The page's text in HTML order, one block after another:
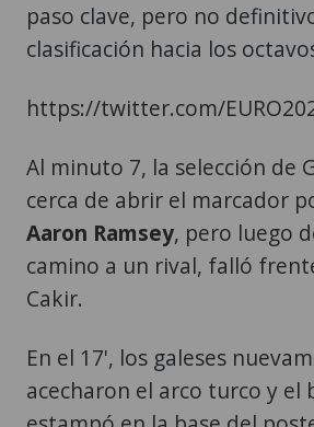
paso clave, pero no
clasificación hacia los
https://twitter.com/
Al minuto 7, la selección de
cerca de abrir el marcador
Aaron Ramsey, pero luego
camino a un rival, falló
Cakir.
En el 17', los galeses
acecharon el arco turco y el